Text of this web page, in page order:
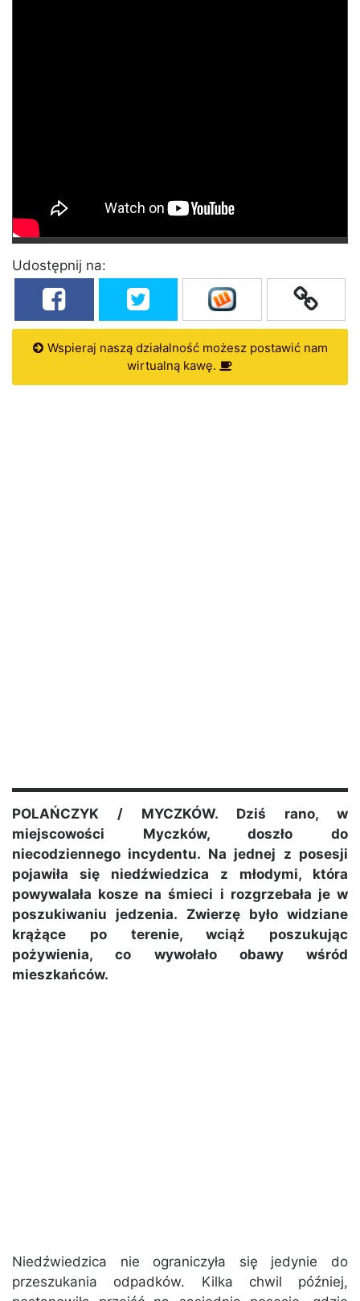
Udostępnij na:
Wspieraj naszą działalność możesz postawić nam
wirtualną kawę.
POLAŃCZYK / MYCZKÓW. Dziś rano, w
miejscowości Myczków, doszło do
niecodziennego incydentu. Na jednej z posesji
pojawiła się niedźwiedzica z młodymi, która
powywalała kosze na śmieci i rozgrzebała je w
poszukiwaniu jedzenia. Zwierzę było widziane
krążące po terenie, wciąż poszukując
pożywienia, co wywołało obawy wśród
mieszkańców.
Niedźwiedzica nie ograniczyła się jedynie do
przeszukania odpadków. Kilka chwil później,